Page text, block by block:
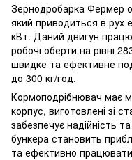
Зернодробарка Фермер
який приводиться в рух
кВт. Даний двигун
робочі оберти на рівні
швидке та ефективне
до 300 кг/год.
Кормоподрібнювач має
корпус, виготовлені зі
забезпечує надійність
бункера становить
та ефективно